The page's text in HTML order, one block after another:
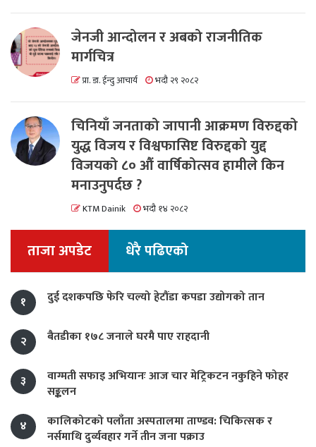
जेनजी आन्दोलन र अबको राजनीतिक
मार्गचित्र
प्रा. डा. ईन्दु आचार्य भदौ २९ २०८२
चिनियाँ जनताको जापानी आक्रमण विरुद्दको
युद्ध विजय र विश्वफासिष्ट विरुद्दको युद्द
विजयको ८० औं वार्षिकोत्सव हामीले किन
मनाउनुपर्दछ ?
KTM Dainik भदौ १४ २०८२
ताजा अपडेट धेरै पढिएको
१ दुई दशकपछि फेरि चल्यो हेटौंडा कपडा उद्योगको तान
२ बैतडीका १७८ जनाले घरमै पाए राहदानी
३
वाग्मती सफाइ अभियानः आज चार मेट्रिकटन नकुहिने फोहर
सङ्कलन
४
कालिकोटको पलाँता अस्पतालमा ताण्डव: चिकित्सक र
नर्समाथि दुर्व्यवहार गर्ने तीन जना पक्राउ